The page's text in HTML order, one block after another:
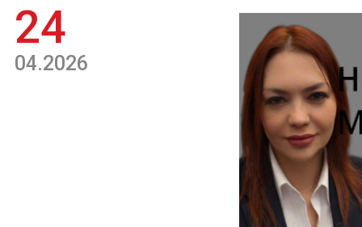
24
04.2026